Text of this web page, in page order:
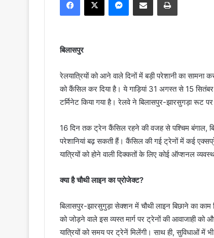
बिलासपुर
रेलयात्रियों को आने वाले दिनों में बड़ी परेशानी का
को कैंसिल कर दिया है। ये गाड़ियां 31 अगस्त से 15
टर्मिनेट किया गया है। रेलवे ने बिलासपुर-झारसुगड़ा रूट
16 दिन तक ट्रेन कैंसिल रहने की वजह से पश्चिम बंगाल,
परेशानियां बढ़ सकती हैं। कैंसिल की गई ट्रेनों में कई
यात्रियों को होने वाली दिक्कतों के लिए कोई ऑप्शनल
क्या है चौथी लाइन का प्रोजेक्ट?
बिलासपुर-झारसुगुड़ा सेक्शन में चौथी लाइन बिछाने का
को जोड़ने वाले इस व्यस्त मार्ग पर ट्रेनों की आवाजाही
यात्रियों को समय पर ट्रेनें मिलेंगी। साथ ही, सुविधाओं में भी